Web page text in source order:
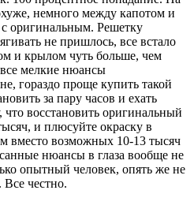
немного между капотом и
оригинальным. Решетку
не пришлось, все встало
и крылом чуть больше, чем
мелкие нюансы
гораздо проще купить такой
за пару часов и ехать
восстановить оригинальный
и плюсуйте окраску в
вместо возможных 10-13 тысяч
нюансы в глаза вообще не
опытный человек, опять же не
честно.